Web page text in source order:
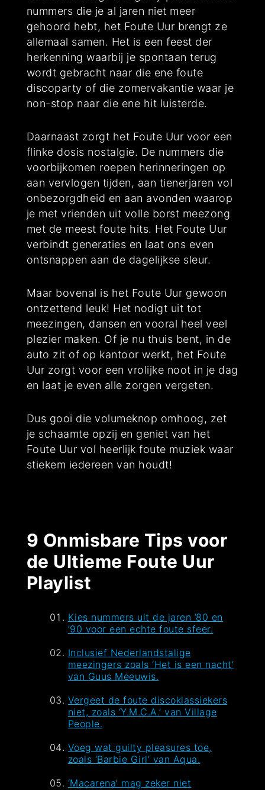
nummers die je al jaren niet meer
gehoord hebt, het Foute Uur brengt ze
allemaal samen. Het is een feest der
herkenning waarbij je spontaan terug
wordt gebracht naar die ene foute
discoparty of die zomervakantie waar je
non-stop naar die ene hit luisterde.
Daarnaast zorgt het Foute Uur voor een
flinke dosis nostalgie. De nummers die
voorbijkomen roepen herinneringen op
aan vervlogen tijden, aan tienerjaren vol
onbezorgdheid en aan avonden waarop
je met vrienden uit volle borst meezong
met de meest foute hits. Het Foute Uur
verbindt generaties en laat ons even
ontsnappen aan de dagelijkse sleur.
Maar bovenal is het Foute Uur gewoon
ontzettend leuk! Het nodigt uit tot
meezingen, dansen en vooral heel veel
plezier maken. Of je nu thuis bent, in de
auto zit of op kantoor werkt, het Foute
Uur zorgt voor een vrolijke noot in je dag
en laat je even alle zorgen vergeten.
Dus gooi die volumeknop omhoog, zet
je schaamte opzij en geniet van het
Foute Uur vol heerlijk foute muziek waar
stiekem iedereen van houdt!
9 Onmisbare Tips voor
de Ultieme Foute Uur
Playlist
Kies nummers uit de jaren ’80 en
’90 voor een echte foute sfeer.
Inclusief Nederlandstalige
meezingers zoals ‘Het is een nacht’
van Guus Meeuwis.
Vergeet de foute discoklassiekers
niet, zoals ‘Y.M.C.A.’ van Village
People.
Voeg wat guilty pleasures toe,
zoals ‘Barbie Girl’ van Aqua.
‘Macarena’ mag zeker niet